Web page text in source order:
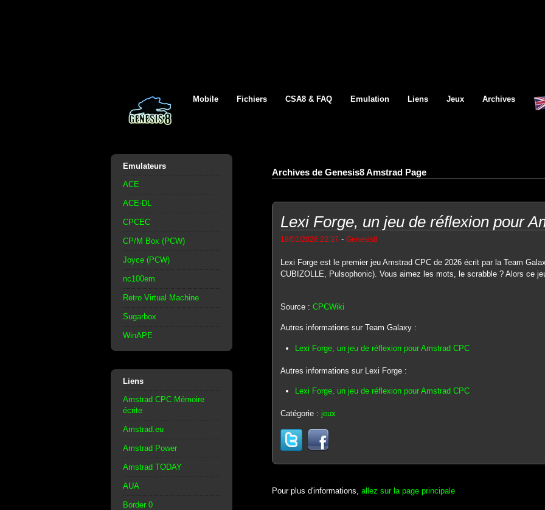
Mobile Fichiers CSA8 & FAQ Emulation Liens Jeux Archives
Emulateurs
ACE
ACE-DL
CPCEC
CP/M Box (PCW)
Joyce (PCW)
nc100em
Retro Virtual Machine
Sugarbox
WinAPE
Liens
Amstrad CPC Mémoire
écrite
Amstrad.eu
Amstrad Power
Amstrad TODAY
AUA
Border 0
Archives de Genesis8 Amstrad Page
Lexi Forge, un jeu de réflexion pour
18/01/2026 22:37 - Genesis8
Lexi Forge est le premier jeu Amstrad CPC de 2026 écrit par la Team
CUBIZOLLE, Pulsophonic). Vous aimez les mots, le scrabble ? Alors ce
Source : CPCWiki
Autres informations sur Team Galaxy :
Lexi Forge, un jeu de réflexion pour Amstrad CPC
Autres informations sur Lexi Forge :
Lexi Forge, un jeu de réflexion pour Amstrad CPC
Catégorie : jeux
Pour plus d'informations, allez sur la page principale